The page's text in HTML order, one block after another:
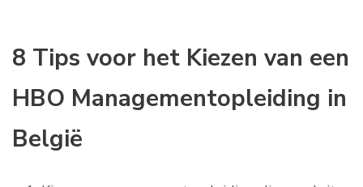
8 Tips voor het Kiezen van een
HBO Managementopleiding in
België